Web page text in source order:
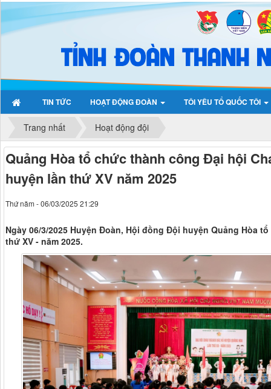
TIN TỨC HOẠT ĐỘNG ĐOÀN TÔI YÊU TỔ QUỐC TÔI
Trang nhất Hoạt động đội
Quảng Hòa tổ chức thành công Đại hội
huyện lần thứ XV năm 2025
Thứ năm - 06/03/2025 21:29
Ngày 06/3/2025 Huyện Đoàn, Hội đồng Đội huyện Quảng Hòa
thứ XV - năm 2025.